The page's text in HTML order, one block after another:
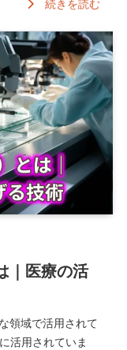
続きを読む
｜医療の活
領域で活用されて
活用されていま